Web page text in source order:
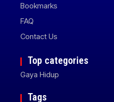
Bookmarks
FAQ
Contact Us
Top categories
Gaya Hidup
Tags